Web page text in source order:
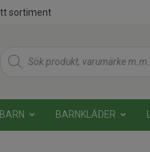
sortiment
Products
search
BARNKLÄDER